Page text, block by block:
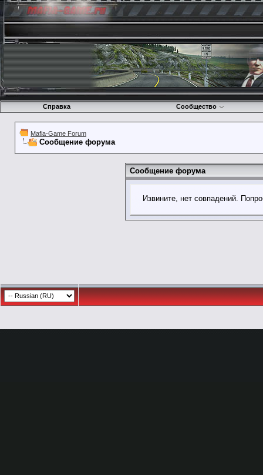
Справка Сообщество
Mafia-Game Forum
Сообщение форума
Сообщение форума
Извините, нет совпадений.